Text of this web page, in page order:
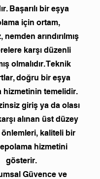
Başarılı bir eşya
için ortam,
arındırılmış
karşı düzenli
olmalıdır. Teknik
doğru bir eşya
hizmetinin temelidir.
giriş ya da olası
alınan üst düzey
kaliteli bir
hizmetini
gösterir.
Güvence ve